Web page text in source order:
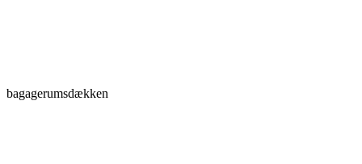
bagagerumsdækken